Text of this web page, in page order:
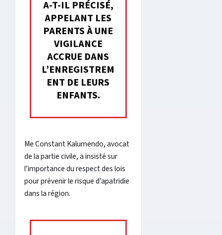
A-T-IL PRÉCISÉ,
APPELANT LES
PARENTS À UNE
VIGILANCE
ACCRUE DANS
L’ENREGISTREM
ENT DE LEURS
ENFANTS.
Me Constant Kalumendo, avocat
de la partie civile, a insisté sur
l’importance du respect des lois
pour prévenir le risque d’apatridie
dans la région.